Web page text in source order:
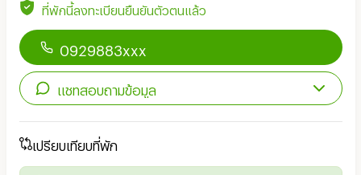
ที่พักนี้ลงทะเบียนยืนยันตัวตนแล้ว
0929883xxx
แชทสอบถามข้อมูล
เปรียบเทียบที่พัก